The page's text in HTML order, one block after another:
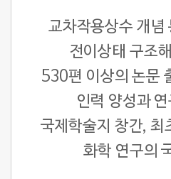
교차작용상수 개념
전이상태 구조
530편 이상의 논문
인력 양성과
국제학술지 창간, 최
화학 연구의